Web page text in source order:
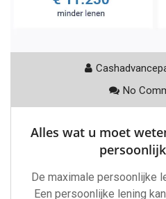
No
Alles wat u moet
De maximale persoonlijke
Een persoonlijke lening